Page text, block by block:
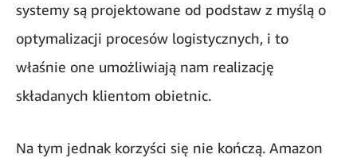
systemy są projektowane od podstaw z myślą o
optymalizacji procesów logistycznych, i to
właśnie one umożliwiają nam realizację
składanych klientom obietnic.
Na tym jednak korzyści się nie kończą. Amazon